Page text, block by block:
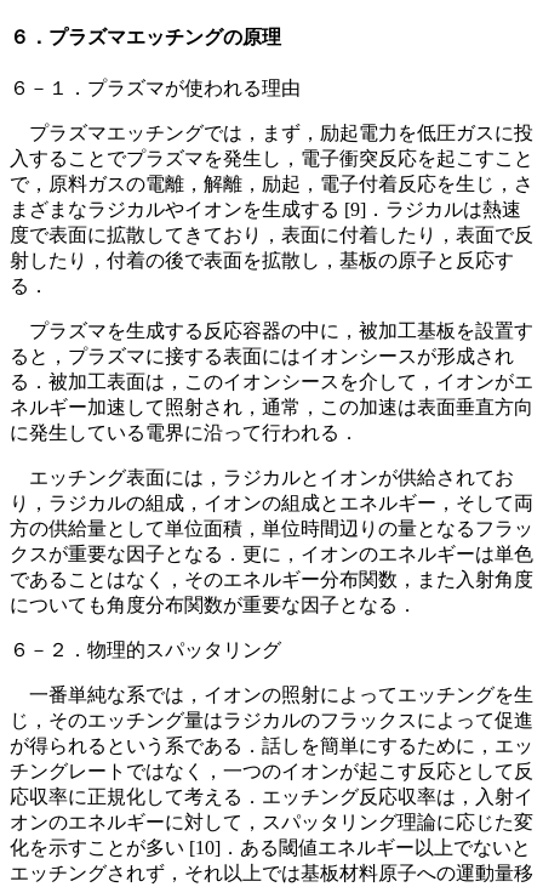
６．プラズマエッチングの原理
６－１．プラズマが使われる理由
プラズマエッチングでは，まず，励起電力を低圧ガスに投
入することでプラズマを発生し，電子衝突反応を起こすこと
で，原料ガスの電離，解離，励起，電子付着反応を生じ，さ
まざまなラジカルやイオンを生成する [9]．ラジカルは熱速
度で表面に拡散してきており，表面に付着したり，表面で反
射したり，付着の後で表面を拡散し，基板の原子と反応す
る．
プラズマを生成する反応容器の中に，被加工基板を設置す
ると，プラズマに接する表面にはイオンシースが形成され
る．被加工表面は，このイオンシースを介して，イオンがエ
ネルギー加速して照射され，通常，この加速は表面垂直方向
に発生している電界に沿って行われる．
エッチング表面には，ラジカルとイオンが供給されてお
り，ラジカルの組成，イオンの組成とエネルギー，そして両
方の供給量として単位面積，単位時間辺りの量となるフラッ
クスが重要な因子となる．更に，イオンのエネルギーは単色
であることはなく，そのエネルギー分布関数，また入射角度
についても角度分布関数が重要な因子となる．
６－２．物理的スパッタリング
一番単純な系では，イオンの照射によってエッチングを生
じ，そのエッチング量はラジカルのフラックスによって促進
が得られるという系である．話しを簡単にするために，エッ
チングレートではなく，一つのイオンが起こす反応として反
応収率に正規化して考える．エッチング反応収率は，入射イ
オンのエネルギーに対して，スパッタリング理論に応じた変
化を示すことが多い [10]．ある閾値エネルギー以上でないと
エッチングされず，それ以上では基板材料原子への運動量移